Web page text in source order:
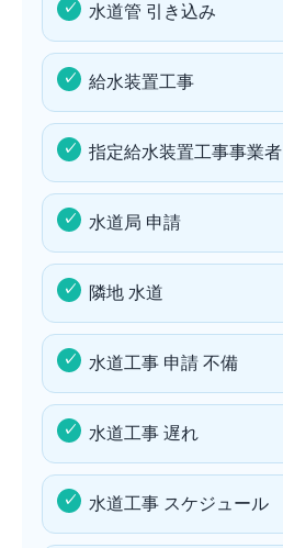
水道管 引き込み
給水装置工事
指定給水装置工事事業者
水道局 申請
隣地 水道
水道工事 申請 不備
水道工事 遅れ
水道工事 スケジュール